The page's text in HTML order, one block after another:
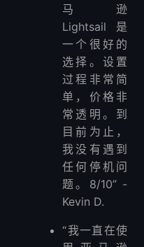
马逊
Lightsail 是
一个很好的
选择。设置
过程非常简
单，价格非
常透明。到
目前为止，
我没有遇到
任何停机问
题。8/10” -
Kevin D.
“我一直在使